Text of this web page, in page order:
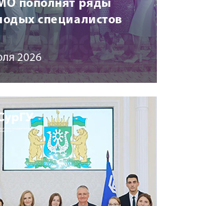
пополнят ряды
специалистов
2026